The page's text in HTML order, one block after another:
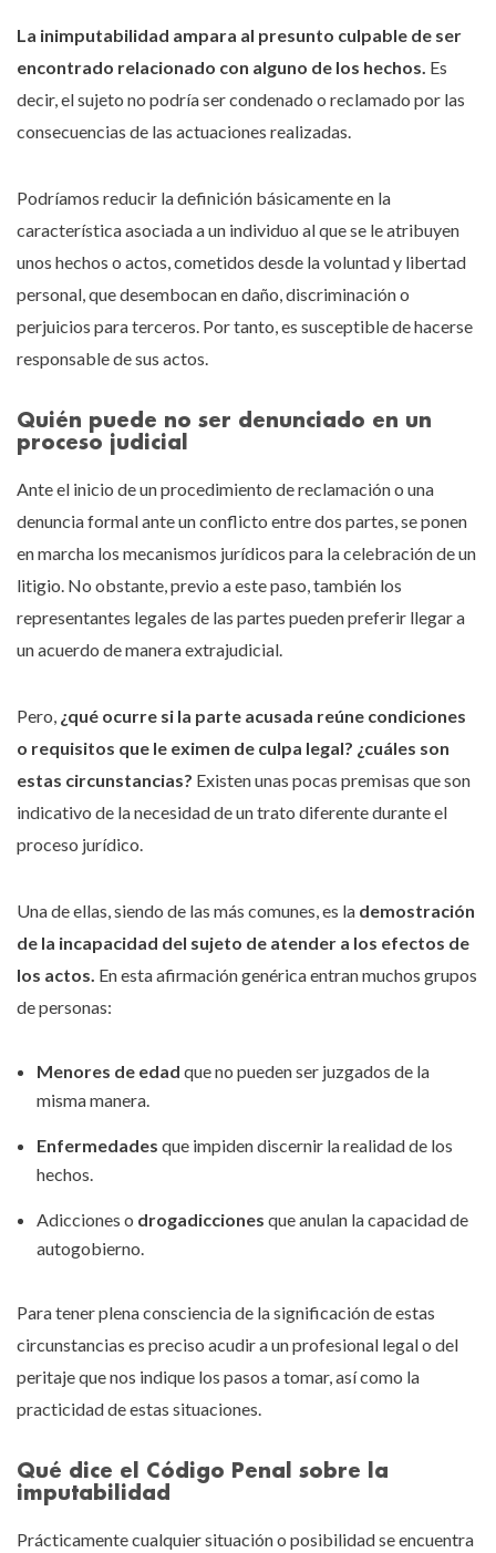
La inimputabilidad ampara al presunto culpable de ser
encontrado relacionado con alguno de los hechos. Es
decir, el sujeto no podría ser condenado o reclamado por las
consecuencias de las actuaciones realizadas.
Podríamos reducir la definición básicamente en la
característica asociada a un individuo al que se le atribuyen
unos hechos o actos, cometidos desde la voluntad y libertad
personal, que desembocan en daño, discriminación o
perjuicios para terceros. Por tanto, es susceptible de hacerse
responsable de sus actos.
Quién puede no ser denunciado en un
proceso judicial
Ante el inicio de un procedimiento de reclamación o una
denuncia formal ante un conflicto entre dos partes, se ponen
en marcha los mecanismos jurídicos para la celebración de un
litigio. No obstante, previo a este paso, también los
representantes legales de las partes pueden preferir llegar a
un acuerdo de manera extrajudicial.
Pero, ¿qué ocurre si la parte acusada reúne condiciones
o requisitos que le eximen de culpa legal? ¿cuáles son
estas circunstancias? Existen unas pocas premisas que son
indicativo de la necesidad de un trato diferente durante el
proceso jurídico.
Una de ellas, siendo de las más comunes, es la demostración
de la incapacidad del sujeto de atender a los efectos de
los actos. En esta afirmación genérica entran muchos grupos
de personas:
Menores de edad que no pueden ser juzgados de la
misma manera.
Enfermedades que impiden discernir la realidad de los
hechos.
Adicciones o drogadicciones que anulan la capacidad de
autogobierno.
Para tener plena consciencia de la significación de estas
circunstancias es preciso acudir a un profesional legal o del
peritaje que nos indique los pasos a tomar, así como la
practicidad de estas situaciones.
Qué dice el Código Penal sobre la
imputabilidad
Prácticamente cualquier situación o posibilidad se encuentra